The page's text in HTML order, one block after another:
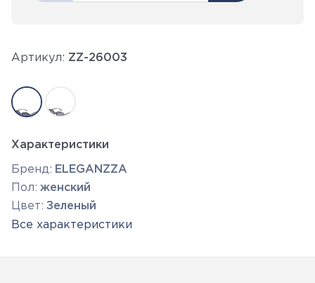
Артикул: ZZ-26003
Характеристики
Бренд: ELEGANZZA
Пол: женский
Цвет: Зеленый
Все характеристики